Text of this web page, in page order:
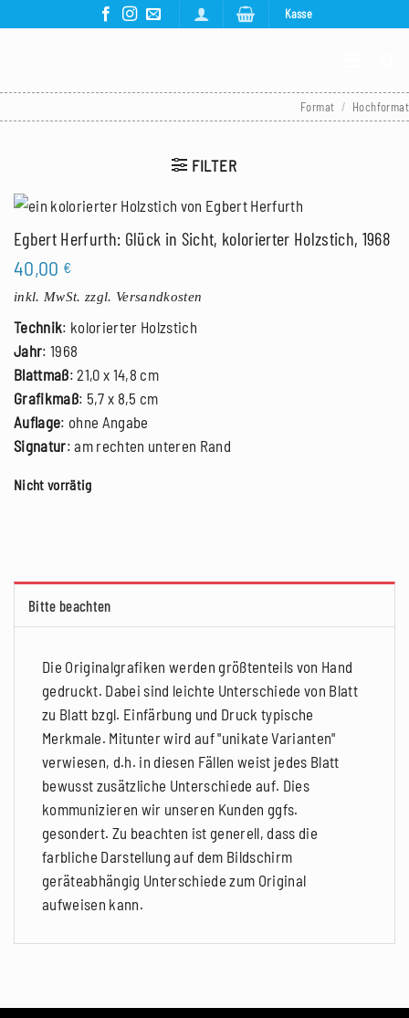
Kasse
Format / Hochformat
FILTER
Egbert Herfurth: Glück in Sicht, kolorierter Holzstich, 1968
40,00 €
inkl. MwSt. zzgl. Versandkosten
Technik: kolorierter Holzstich
Jahr: 1968
Blattmaß: 21,0 x 14,8 cm
Grafikmaß: 5,7 x 8,5 cm
Auflage: ohne Angabe
Signatur: am rechten unteren Rand
Nicht vorrätig
Bitte beachten
Die Originalgrafiken werden größtenteils von Hand
gedruckt. Dabei sind leichte Unterschiede von Blatt
zu Blatt bzgl. Einfärbung und Druck typische
Merkmale. Mitunter wird auf "unikate Varianten"
verwiesen, d.h. in diesen Fällen weist jedes Blatt
bewusst zusätzliche Unterschiede auf. Dies
kommunizieren wir unseren Kunden ggfs.
gesondert. Zu beachten ist generell, dass die
farbliche Darstellung auf dem Bildschirm
geräteabhängig Unterschiede zum Original
aufweisen kann.